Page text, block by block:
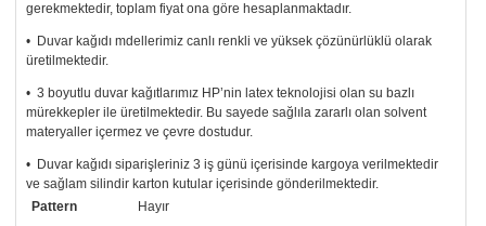
gerekmektedir, toplam fiyat ona göre hesaplanmaktadır.
• Duvar kağıdı mdellerimiz canlı renkli ve yüksek çözünürlüklü olarak
üretilmektedir.
• 3 boyutlu duvar kağıtlarımız HP’nin latex teknolojisi olan su bazlı
mürekkepler ile üretilmektedir. Bu sayede sağlıla zararlı olan solvent
materyaller içermez ve çevre dostudur.
• Duvar kağıdı siparişleriniz 3 iş günü içerisinde kargoya verilmektedir
ve sağlam silindir karton kutular içerisinde gönderilmektedir.
• Tutkalınız, siparişiniz ile birlikte ücretsiz olarak gönderilecektir.
Pattern
Hayır